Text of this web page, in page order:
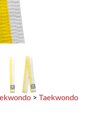
> Taekwondo